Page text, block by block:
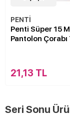
PENTİ
Penti Süper 15
Pantolon Çorabı
21,13 TL
Seri Sonu